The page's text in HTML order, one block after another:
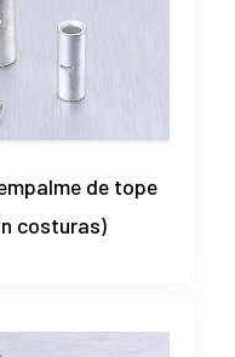
de tope
costuras)